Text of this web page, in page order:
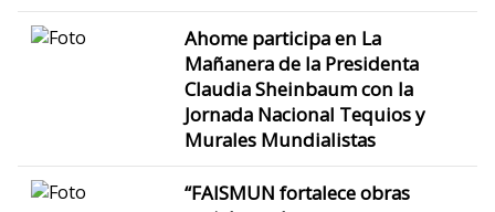
Ahome participa en La
Mañanera de la Presidenta
Claudia Sheinbaum con la
Jornada Nacional Tequios y
Murales Mundialistas
“FAISMUN fortalece obras